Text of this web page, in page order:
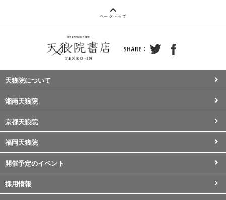
天狼院について
湘南天狼院
京都天狼院
福岡天狼院
開催予定のイベント
採用情報